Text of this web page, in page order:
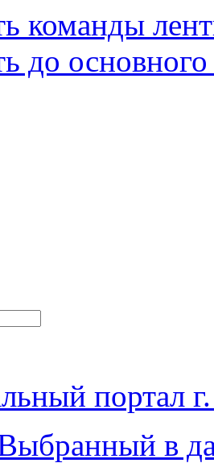
команды
до основного
портал
в